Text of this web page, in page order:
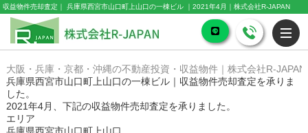
収益物件売却査定｜ 兵庫県西宮市山口町上山口の一棟ビル ｜2021年4月｜株式会社R-JAPAN
大阪・兵庫・京都・沖縄の不動産投資・収益物件｜株式会社R-JAPAN
兵庫県西宮市山口町上山口の一棟ビル｜収益物件売却査定を承りま
した。
2021年4月、下記の収益物件売却査定を承りました。
エリア